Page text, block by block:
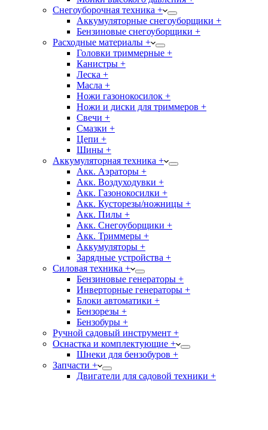
Снегоуборочная техника +
Аккумуляторные снегоуборщики +
Бензиновые снегоуборщики +
Расходные материалы +
Головки триммерные +
Канистры +
Леска +
Масла +
Ножи газонокосилок +
Ножи и диски для триммеров +
Свечи +
Смазки +
Цепи +
Шины +
Аккумуляторная техника +
Акк. Аэраторы +
Акк. Воздуходувки +
Акк. Газонокосилки +
Акк. Кусторезы/ножницы +
Акк. Пилы +
Акк. Снегоуборщики +
Акк. Триммеры +
Аккумуляторы +
Зарядные устройства +
Силовая техника +
Бензиновые генераторы +
Инверторные генераторы +
Блоки автоматики +
Бензорезы +
Бензобуры +
Ручной садовый инструмент +
Оснастка и комплектующие +
Шнеки для бензобуров +
Запчасти +
Двигатели для садовой техники +